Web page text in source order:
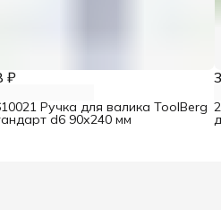
₽
Ручка для валика ToolBerg
d6 90х240 мм